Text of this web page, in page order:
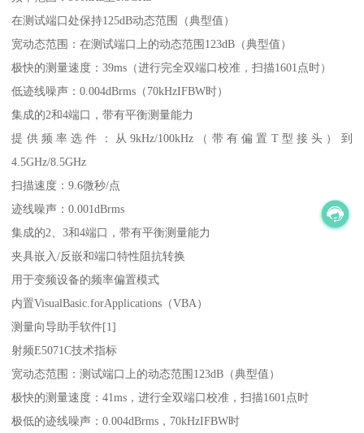
在测试端口处保持125dB动态范围（典型值）
宽动态范围：在测试端口上的动态范围123dB（典型值）
极快的测量速度：39ms（进行完全双端口校准，扫描1601点时）
低迹线噪声：0.004dBrms（70kHzIFBW时）
集成的2和4端口，带有平衡测量能力
提供频率选件：从9kHz/100kHz（带有偏置T型接头）到
4.5GHz/8.5GHz
扫描速度：9.6微秒/点
迹线噪声：0.001dBrms
集成的2、3和4端口，带有平衡测量能力
夹具嵌入/反嵌和端口特性阻抗转换
用于变频设备的频率偏置模式
内置VisualBasic.forApplications（VBA）
测量向导助手软件[1]
射频E5071C技术指标
宽动态范围：测试端口上的动态范围123dB（典型值）
极快的测量速度：41ms，进行全双端口校准，扫描1601点时
极低的迹线噪声：0.004dBrms，70kHzIFBW时